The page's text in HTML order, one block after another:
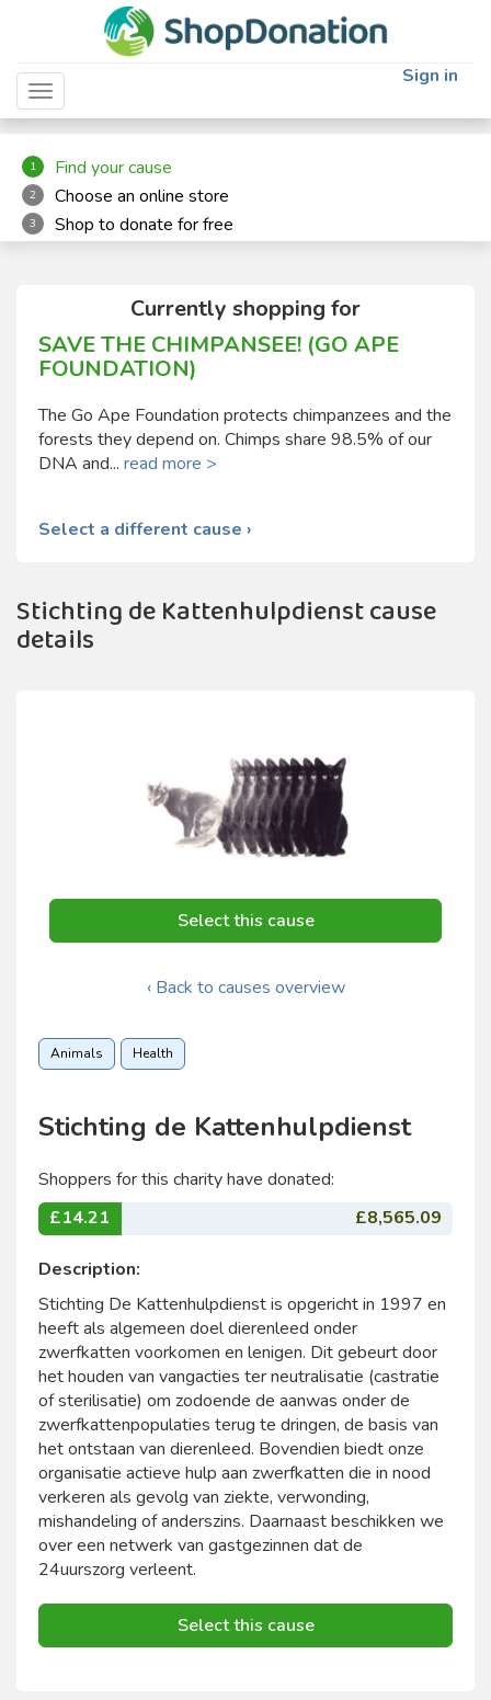
Toggle navigation
Sign in
1 Find your cause
2 Choose an online store
3 Shop to donate for free
Currently shopping for
SAVE THE CHIMPANSEE! (GO APE
FOUNDATION)
The Go Ape Foundation protects chimpanzees and the
forests they depend on. Chimps share 98.5% of our
DNA and... read more >
Select a different cause ›
Stichting de Kattenhulpdienst cause
details
Select this cause
‹ Back to causes overview
Animals Health
Stichting de Kattenhulpdienst
Shoppers for this charity have donated:
£14.21
£8,565.09
Description:
Stichting De Kattenhulpdienst is opgericht in 1997 en
heeft als algemeen doel dierenleed onder
zwerfkatten voorkomen en lenigen. Dit gebeurt door
het houden van vangacties ter neutralisatie (castratie
of sterilisatie) om zodoende de aanwas onder de
zwerfkattenpopulaties terug te dringen, de basis van
het ontstaan van dierenleed. Bovendien biedt onze
organisatie actieve hulp aan zwerfkatten die in nood
verkeren als gevolg van ziekte, verwonding,
mishandeling of anderszins. Daarnaast beschikken we
over een netwerk van gastgezinnen dat de
24uurszorg verleent.
Select this cause